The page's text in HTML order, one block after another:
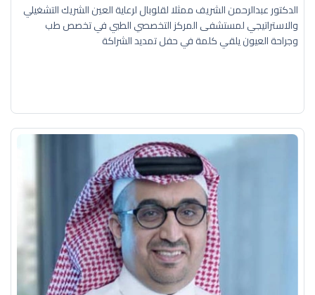
الدكتور عبدالرحمن الشريف ممثلا لقلوبال لرعاية العين الشريك التشغيلي
والاستراتيجي لمستشفى المركز التخصصي الطبي في تخصص طب
وجراحة العيون يلقي كلمة في حفل تمديد الشراكة